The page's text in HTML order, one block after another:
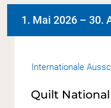
Internationale
1. Mai 2026 – 30.
Quilt National